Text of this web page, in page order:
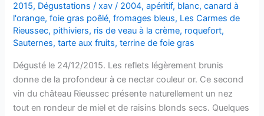
2015, Dégustations /xav/ 2004,apéritif, blanc,canard à
l'orange,foie gras poêlé,fromages bleus, Les Carmes de
Rieussec, pithiviers, ris de veau à la crème, roquefort,
Sauternes,tarte aux fruits,terrine de foie gras
Dégusté le 24/12/2015. Les reflets légèrement brunis
donne de la profondeur à ce nectar couleur or. Ce second
vin du château Rieussec présente naturellement un nez
tout en rondeur de miel et de raisins blonds secs. Quelques